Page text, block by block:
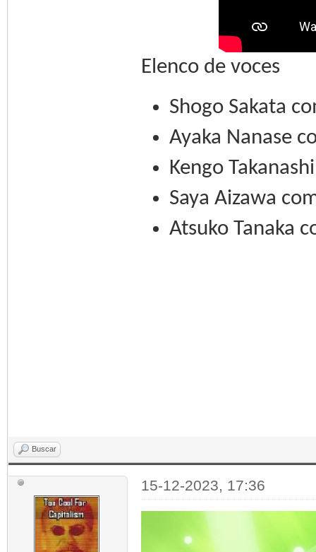
Elenco de voces
Shogo Sakata
Ayaka Nanase
Kengo
Saya Aizawa
Atsuko Tanaka
Buscar
15-12-2023, 17:36